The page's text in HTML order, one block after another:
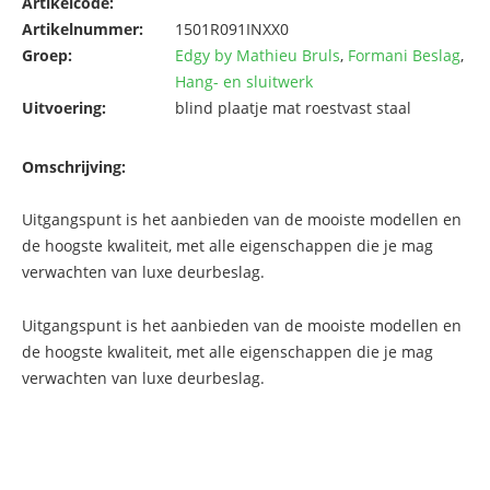
Artikelnummer:
1501R091INXX0
Groep:
Edgy by Mathieu Bruls, Formani Beslag,
Hang- en sluitwerk
Uitvoering:
blind plaatje mat roestvast staal
Omschrijving:
Uitgangspunt is het aanbieden van de mooiste modellen en
de hoogste kwaliteit, met alle eigenschappen die je mag
verwachten van luxe deurbeslag.
Uitgangspunt is het aanbieden van de mooiste modellen en
de hoogste kwaliteit, met alle eigenschappen die je mag
verwachten van luxe deurbeslag.